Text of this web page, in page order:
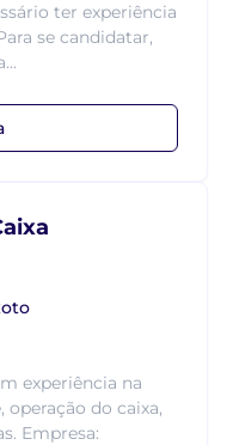
ter experiência
se candidatar,
experiência na
do caixa,
Empresa: